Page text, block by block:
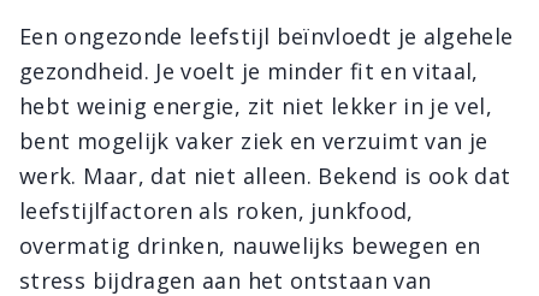
Een ongezonde leefstijl beïnvloedt je algehele
gezondheid. Je voelt je minder fit en vitaal,
hebt weinig energie, zit niet lekker in je vel,
bent mogelijk vaker ziek en verzuimt van je
werk. Maar, dat niet alleen. Bekend is ook dat
leefstijlfactoren als roken, junkfood,
overmatig drinken, nauwelijks bewegen en
stress bijdragen aan het ontstaan van